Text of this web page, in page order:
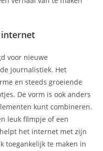
internet
voor nieuwe
journalistiek. Het
en steeds groeiende
De vorm is ook anders
kunt combineren.
leuk filmpje of een
het internet met zijn
toegankelijk te maken in